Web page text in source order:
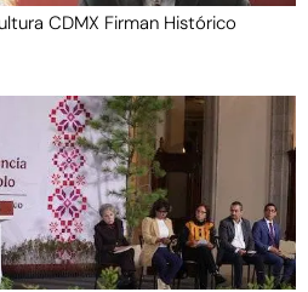
CDMX Firman Histórico